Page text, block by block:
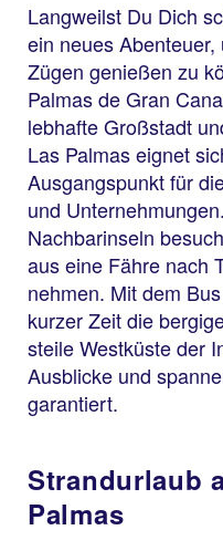
Langweilst Du Dich
ein neues
Zügen genießen zu
Palmas de Gran
lebhafte Großstadt
Las Palmas eignet
Ausgangspunkt für
und
Nachbarinseln
aus eine Fähre nach
nehmen. Mit dem
kurzer Zeit die
steile Westküste der
Ausblicke und
garantiert.
Strandurlaub
Palmas